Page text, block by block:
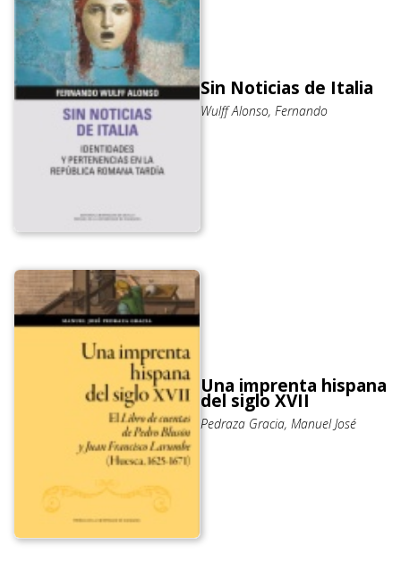
Sin Noticias de Italia
Wulff Alonso, Fernando
Una imprenta hispana
del siglo XVII
Pedraza Gracia, Manuel José